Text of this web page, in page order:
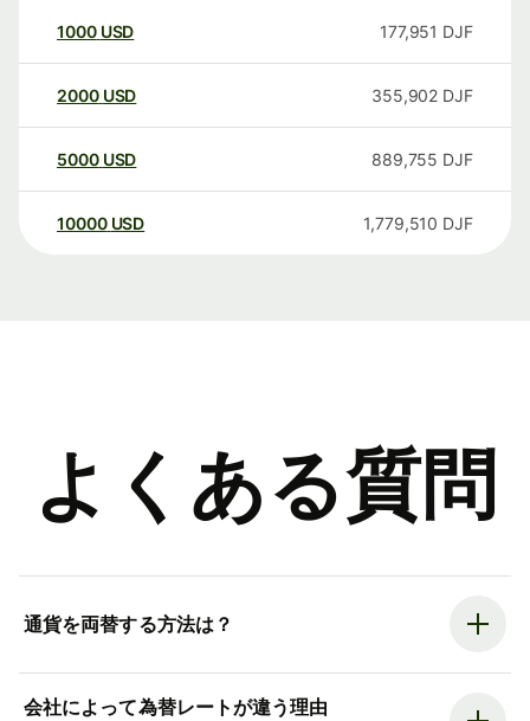
1000 USD 177,951 DJF
2000 USD 355,902 DJF
5000 USD 889,755 DJF
10000 USD 1,779,510 DJF
よくある質問
通貨を両替する方法は？
会社によって為替レートが違う理由